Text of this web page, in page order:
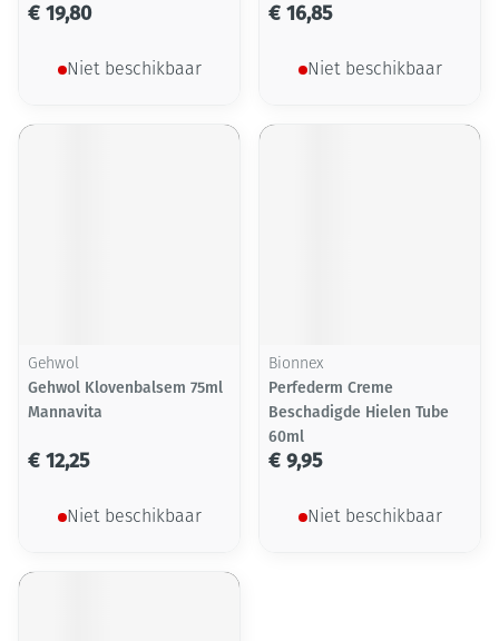
€ 19,80
Niet beschikbaar
€ 16,85
Niet beschikbaar
Gehwol
Gehwol Klovenbalsem 75ml
Mannavita
€ 12,25
Niet beschikbaar
Bionnex
Perfederm Creme
Beschadigde Hielen Tube
60ml
€ 9,95
Niet beschikbaar